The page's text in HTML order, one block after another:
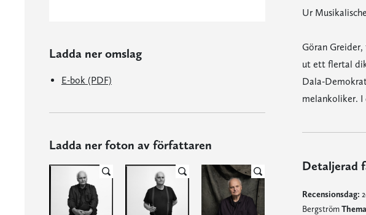
Ladda ner omslag
E-bok (PDF)
Ladda ner foton av författaren
Ur
Göran
ut ett flertal
Dala-
melankoliker. I
Detaljerad
Recensionsdag:
Bergström